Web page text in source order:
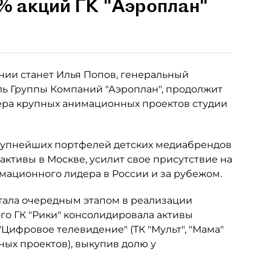
акций ГК "Аэроплан"
станет Илья Попов, генеральный
Группы Компаний "Аэроплан", продолжит
крупных анимационных проектов студии
портфелей детских медиабрендов
в Москве, усилит свое присутствие на
лидера в России и за рубежом.
очередным этапом в реализации
ГК "Рики" консолидировала активы
телевидение" (ТК "Мульт", "Мама"
проектов), выкупив долю у